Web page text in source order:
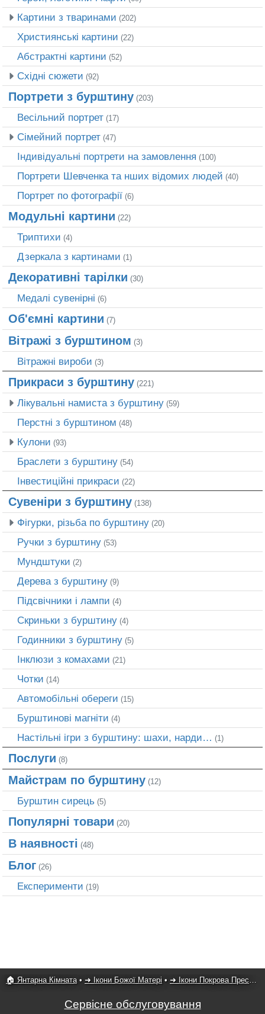
Картини з тваринами (202)
Християнські картини (22)
Абстрактні картини (52)
Східні сюжети (92)
Портрети з бурштину (203)
Весільний портрет (17)
Сімейний портрет (47)
Індивідуальні портрети на замовлення (100)
Портрети Шевченка та нших відомих людей (40)
Портрет по фотографії (6)
Модульні картини (22)
Триптихи (4)
Дзеркала з картинами (1)
Декоративні тарілки (30)
Медалі сувенірні (6)
Об'ємні картини (7)
Вітражі з бурштином (3)
Вітражні вироби (3)
Прикраси з бурштину (221)
Лікувальні намиста з бурштину (59)
Перстні з бурштином (48)
Кулони (93)
Браслети з бурштину (54)
Інвестиційні прикраси (22)
Сувеніри з бурштину (138)
Фігурки, різьба по бурштину (20)
Ручки з бурштину (53)
Мундштуки (2)
Дерева з бурштину (9)
Підсвічники і лампи (4)
Скриньки з бурштину (4)
Годинники з бурштину (5)
Інклюзи з комахами (21)
Чотки (14)
Автомобільні обереги (15)
Бурштинові магніти (4)
Настільні ігри з бурштину: шахи, нарди… (1)
Послуги (8)
Майстрам по бурштину (12)
Бурштин сирець (5)
Популярні товари (20)
В наявності (48)
Блог (26)
Експерименти (19)
🏠 Янтарна Кімната• ➜ Ікони Божої Матері • ➜ Ікони Покрова Пресвятої Богородиці
Сервісне обслуговування